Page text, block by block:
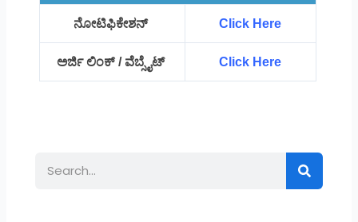
ನೋಟಿಫಿಕೇಶನ್ Click Here
ಅರ್ಜಿ ಲಿಂಕ್ / ವೆಬ್ಸೈಟ್ Click Here
Search